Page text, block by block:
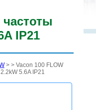
IP21
> > Vacon 100 FLOW
5.6A IP21